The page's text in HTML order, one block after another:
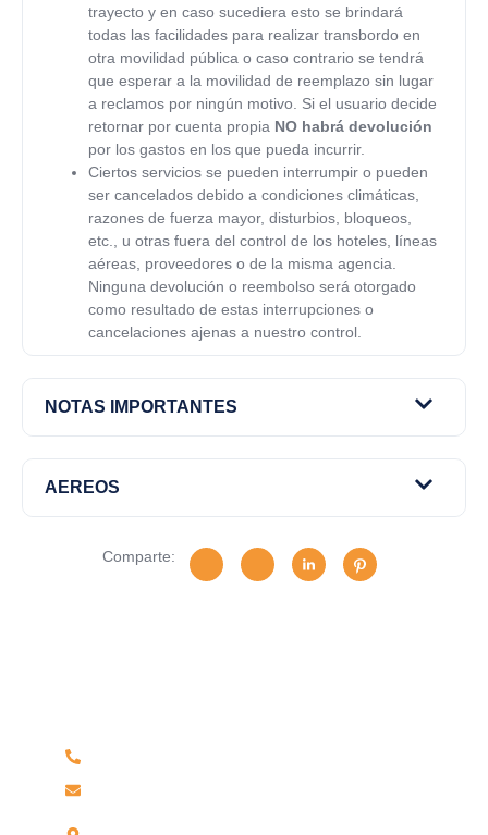
trayecto y en caso sucediera esto se brindará
todas las facilidades para realizar transbordo en
otra movilidad pública o caso contrario se tendrá
que esperar a la movilidad de reemplazo sin lugar
a reclamos por ningún motivo. Si el usuario decide
retornar por cuenta propia NO habrá devolución
por los gastos en los que pueda incurrir.
Ciertos servicios se pueden interrumpir o pueden
ser cancelados debido a condiciones climáticas,
razones de fuerza mayor, disturbios, bloqueos,
etc., u otras fuera del control de los hoteles, líneas
aéreas, proveedores o de la misma agencia.
Ninguna devolución o reembolso será otorgado
como resultado de estas interrupciones o
cancelaciones ajenas a nuestro control.
NOTAS IMPORTANTES
AEREOS
Comparte: